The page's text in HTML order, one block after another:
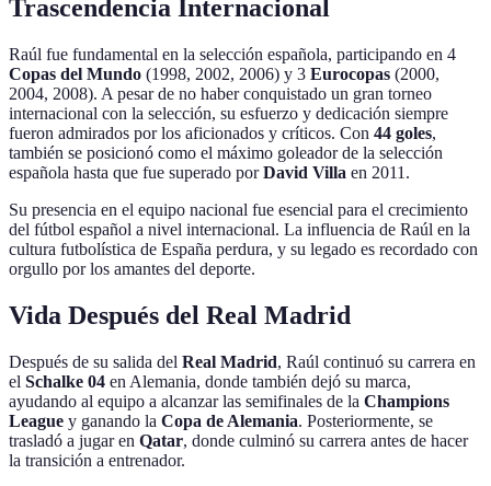
Trascendencia Internacional
Raúl fue fundamental en la selección española, participando en 4
Copas del Mundo (1998, 2002, 2006) y 3 Eurocopas (2000,
2004, 2008). A pesar de no haber conquistado un gran torneo
internacional con la selección, su esfuerzo y dedicación siempre
fueron admirados por los aficionados y críticos. Con 44 goles,
también se posicionó como el máximo goleador de la selección
española hasta que fue superado porDavid Villa en 2011.
Su presencia en el equipo nacional fue esencial para el crecimiento
del fútbol español a nivel internacional. La influencia de Raúl en la
cultura futbolística de España perdura, y su legado es recordado con
orgullo por los amantes del deporte.
Vida Después del Real Madrid
Después de su salida del Real Madrid, Raúl continuó su carrera en
el Schalke 04 en Alemania, donde también dejó su marca,
ayudando al equipo a alcanzar las semifinales de la Champions
League y ganando la Copa de Alemania. Posteriormente, se
trasladó a jugar en Qatar, donde culminó su carrera antes de hacer
la transición a entrenador.